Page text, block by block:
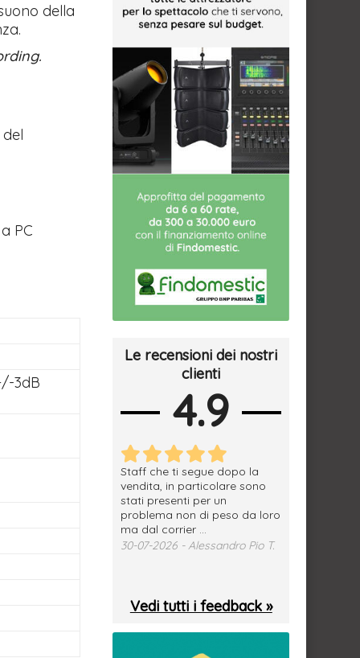
della
PC
3dB
Le recensioni dei nostri
clienti
4.9
Staff che ti segue dopo la
vendita, in particolare sono
stati presenti per un
problema non di peso da loro
ma dal corrier ...
30-07-2026 - Alessandro Pio T.
Vedi tutti i feedback »